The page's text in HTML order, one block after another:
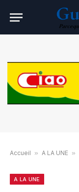
Accueil » A LA UNE »
A LA UNE